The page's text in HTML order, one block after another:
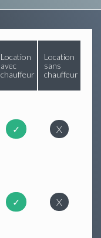
Location
avec
chauffeur
Location
sans
chauffeur
✓ X
✓ X